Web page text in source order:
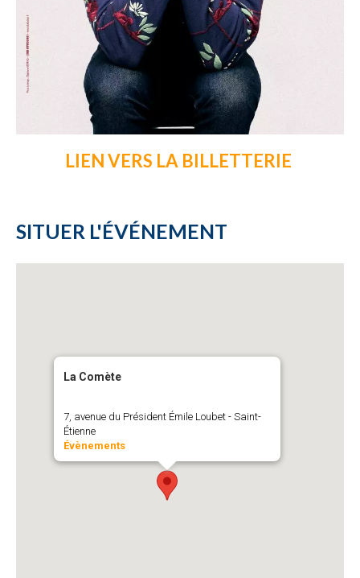
LIEN VERS LA BILLETTERIE
SITUER L'ÉVÉNEMENT
La Comète
7, avenue du Président Émile Loubet - Saint-
Étienne
Évènements